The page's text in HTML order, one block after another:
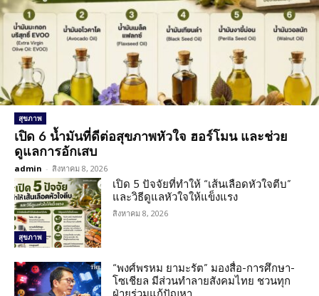
สุขภาพ
เปิด 6 น้ำมันที่ดีต่อสุขภาพหัวใจ ฮอร์โมน และช่วย
ดูแลการอักเสบ
admin - สิงหาคม 8, 2026
สุขภาพ
เปิด 5 ปัจจัยที่ทำให้ “เส้นเลือดหัวใจตีบ”
และวิธีดูแลหัวใจให้แข็งแรง
สิงหาคม 8, 2026
“พงศ์พรหม ยามะรัต” มองสื่อ-การศึกษา-
โซเชียล มีส่วนทำลายสังคมไทย ชวนทุก